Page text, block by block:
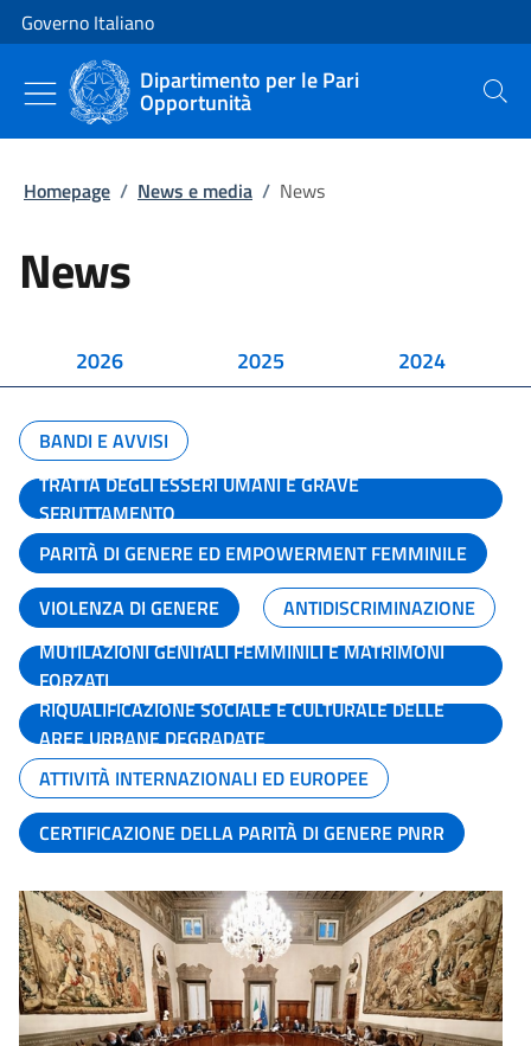
Vai al contenuto
Vai alla navigazione del sito
Governo Italiano
Dipartimento per le Pari
Opportunità Cerca
Homepage / News e media / News
News
2026 2025 2024
BANDI E AVVISI
TRATTA DEGLI ESSERI UMANI E GRAVE
SFRUTTAMENTO
PARITÀ DI GENERE ED EMPOWERMENT FEMMINILE
VIOLENZA DI GENERE
ANTIDISCRIMINAZIONE
MUTILAZIONI GENITALI FEMMINILI E MATRIMONI
FORZATI
RIQUALIFICAZIONE SOCIALE E CULTURALE DELLE
AREE URBANE DEGRADATE
ATTIVITÀ INTERNAZIONALI ED EUROPEE
CERTIFICAZIONE DELLA PARITÀ DI GENERE PNRR